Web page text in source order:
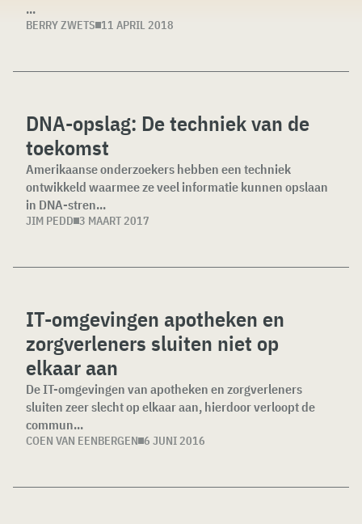
...
BERRY ZWETS 11 APRIL 2018
DNA-opslag: De techniek van de
toekomst
Amerikaanse onderzoekers hebben een techniek
ontwikkeld waarmee ze veel informatie kunnen opslaan
in DNA-stren...
JIM PEDD 3 MAART 2017
IT-omgevingen apotheken en
zorgverleners sluiten niet op
elkaar aan
De IT-omgevingen van apotheken en zorgverleners
sluiten zeer slecht op elkaar aan, hierdoor verloopt de
commun...
COEN VAN EENBERGEN 6 JUNI 2016